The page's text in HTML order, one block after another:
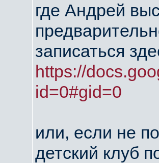
где Андрей
записаться
https://
id=0#gid=0
или, если не
детский клуб